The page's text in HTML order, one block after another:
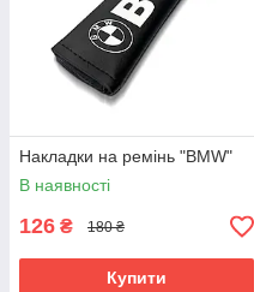
Накладки на ремінь "BMW"
В наявності
126 ₴ 180 ₴
Купити